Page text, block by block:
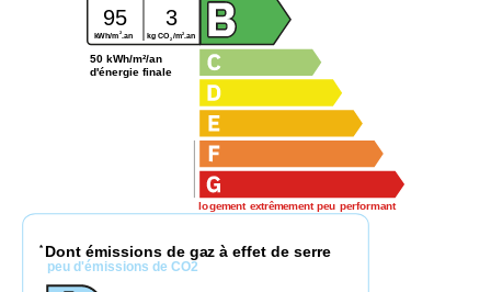
logement extrêmement peu performant
95 3
kWh/m 2.an kg CO2/m2.an
50 kWh/m²/an
d'énergie finale
* Dont émissions de gaz à effet de serre
peu d'émissions de CO2